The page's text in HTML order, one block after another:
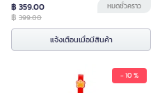
฿ 359.00
฿ 399.00
หมดชั่วคราว
แจ้งเตือนเมื่อมีสินค้า
- 10 %